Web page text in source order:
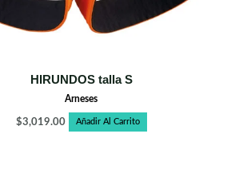
HIRUNDOS talla S
Arneses
$3,019.00 Añadir Al Carrito